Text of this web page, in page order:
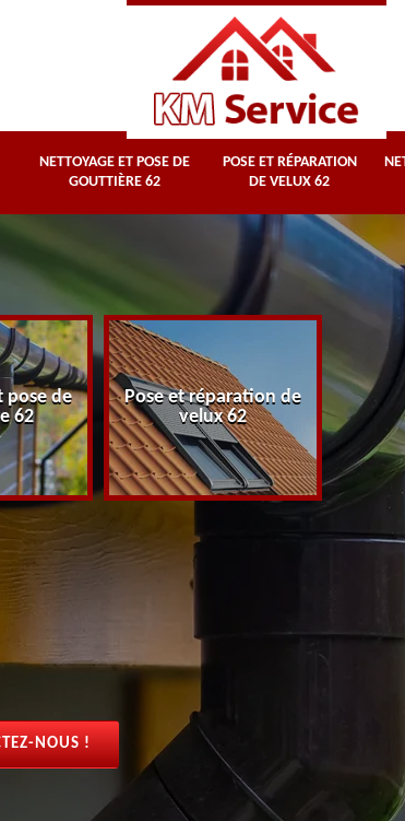
NETTOYAGE ET POSE DE
GOUTTIÈRE 62
POSE ET RÉPARATION
DE VELUX 62
pose de
62
Pose et réparation de
velux 62
NOUS !